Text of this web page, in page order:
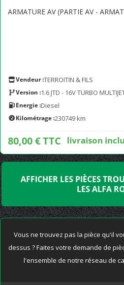
ARMATURE AV (PARTIE AV -
Vendeur :TERROITIN & FILS
Version :1.6 JTD - 16V TURBO
Energie :Diesel
Kilométrage :230749 km
80,00 € TTC livraison
AFFICHER LES PIÈCES
LES ALFA
Vous ne trouvez pas la pièce qu'il
dessus ? Faites votre demande de
l'ensemble de notre réseau de